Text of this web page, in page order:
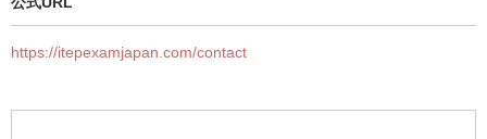
https://itepexamjapan.com/contact